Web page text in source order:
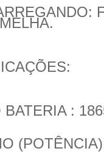
BATERIA :